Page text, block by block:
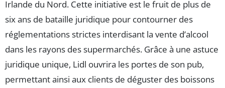
Irlande du Nord. Cette initiative est le fruit de plus de
six ans de bataille juridique pour contourner des
réglementations strictes interdisant la vente d’alcool
dans les rayons des supermarchés. Grâce à une astuce
juridique unique, Lidl ouvrira les portes de son pub,
permettant ainsi aux clients de déguster des boissons